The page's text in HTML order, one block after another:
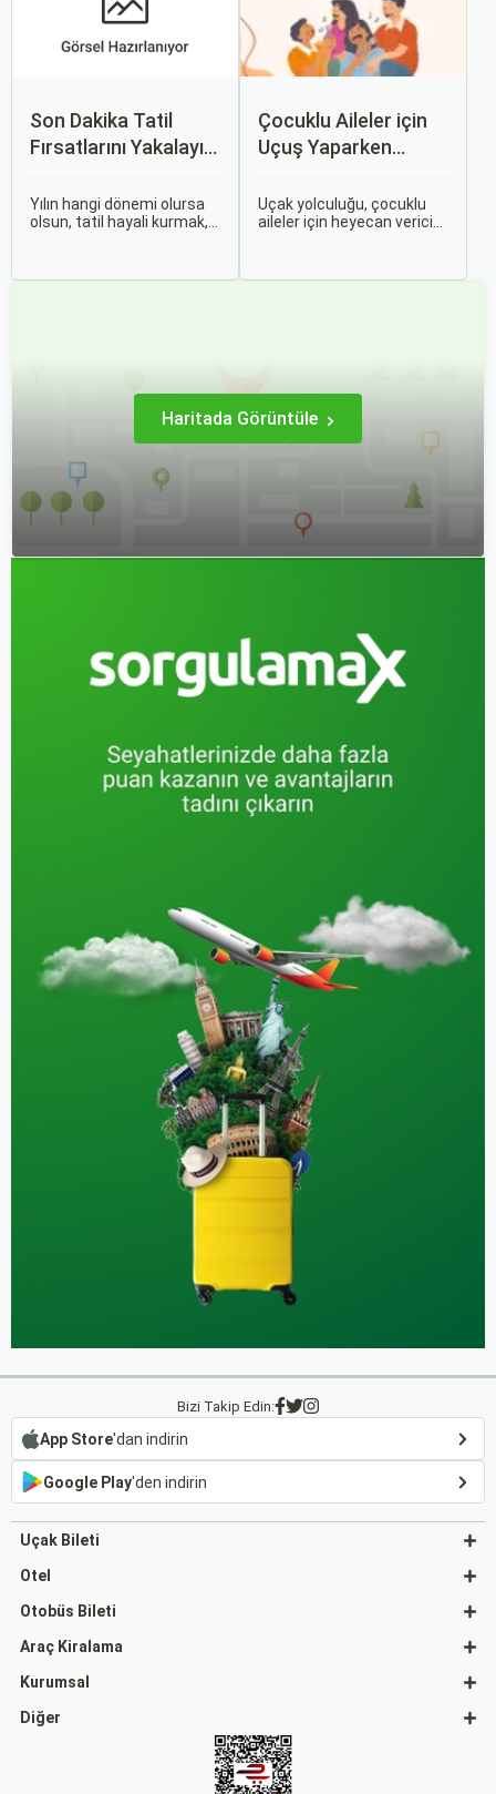
Son Dakika Tatil
Fırsatlarını Yakalayın:
İpuçları
Yılın hangi dönemi olursa
olsun, tatil hayali kurmak,
Çocuklu Aileler için
Uçuş Yaparken
Gerekenler
Uçak yolculuğu, çocuklu
aileler için heyecan verici
Haritada Görüntüle
Bizi Takip Edin:
App Store'dan indirin
Google Play'den indirin
Uçak Bileti
Otel
Otobüs Bileti
Araç Kiralama
Kurumsal
Diğer